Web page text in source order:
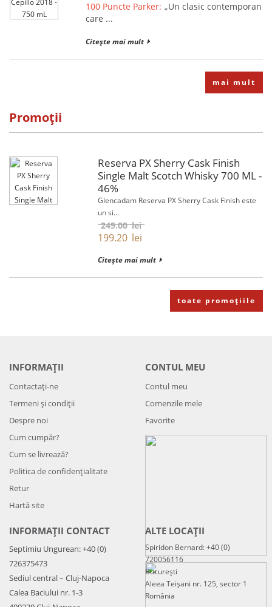
100 Puncte Parker: „Un clasic contemporan
care ...
Citește mai mult
mai mult
Promoții
Reserva PX Sherry Cask Finish
Single Malt Scotch Whisky 700 ML -
46%
Glencadam Reserva PX Sherry Cask Finish este
un si...
249.00lei
199.20 lei
Citește mai mult
toate promoțiile
INFORMAȚII
Contactați-ne
Termeni și condiții
Despre noi
Cum cumpăr?
Cum se livrează?
Politica de confidenţialitate
Retur
Hartă site
CONTUL MEU
Contul meu
Comenzile mele
Favorite
INFORMAȚII CONTACT
Septimiu Ungurean: +40 (0)
726375473
Sediul central – Cluj-Napoca
Calea Baciului nr. 1-3
ALTE LOCAȚII
Spiridon Bernard: +40 (0)
720056116
București
Aleea Teișani nr. 125, sector 1
România